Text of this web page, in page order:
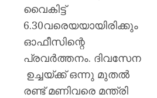
വൈകിട്ട്
6.30വരെയയായിരിക്കും
ഓഫീസിന്റെ
പ്രവർത്തനം. ദിവസേന
ഉച്ചയ്ക്ക് ഒന്നു മുതൽ
രണ്ട് മണിവരെ മന്ത്രി